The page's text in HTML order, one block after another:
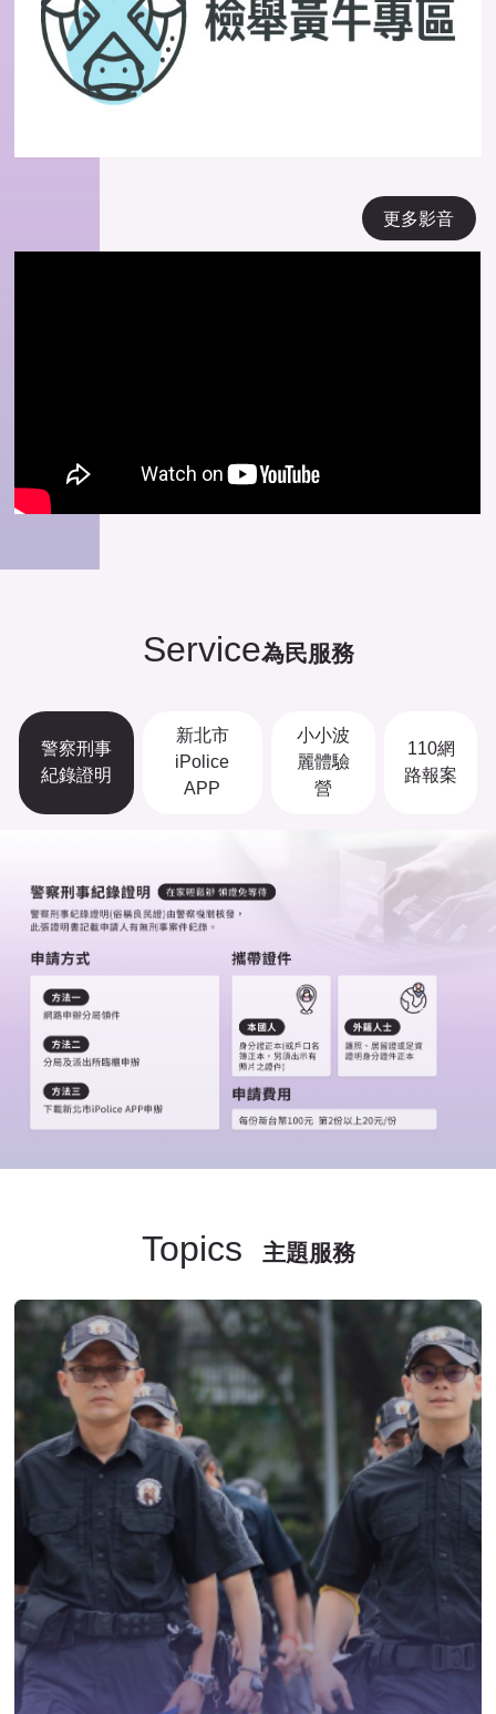
更多影音
Service為民服務
警察刑事
紀錄證明
新北市
iPolice
APP
小小波
麗體驗
營
110網
路報案
Topics 主題服務